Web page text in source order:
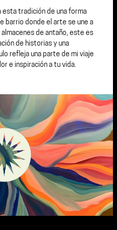
esta tradición de una forma
barrio donde el arte se une a
almacenes de antaño, este es
de historias y una
refleja una parte de mi viaje
e inspiración a tu vida.